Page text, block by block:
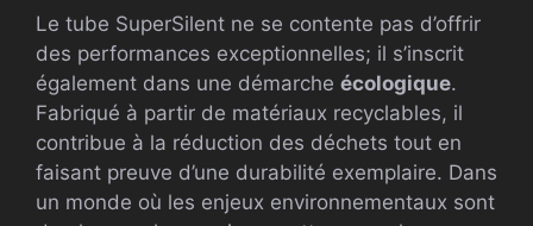
Le tube SuperSilent ne se contente pas d’offrir
des performances exceptionnelles; il s’inscrit
également dans une démarche écologique.
Fabriqué à partir de matériaux recyclables, il
contribue à la réduction des déchets tout en
faisant preuve d’une durabilité exemplaire. Dans
un monde où les enjeux environnementaux sont